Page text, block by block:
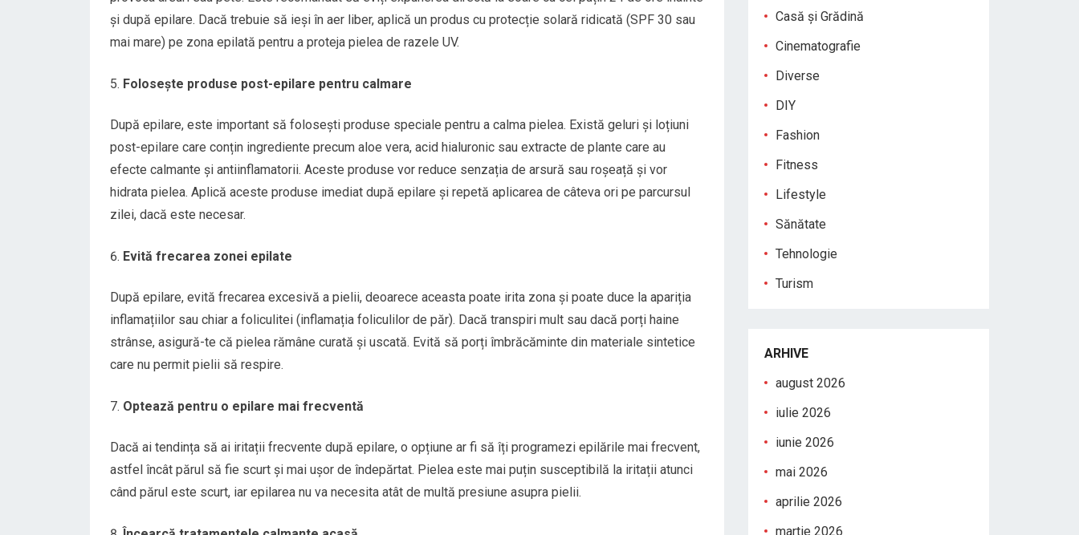
și după epilare. Dacă trebuie să ieși în aer liber, aplică un produs cu protecție solară ridicată (SPF 30 sau
mai mare) pe zona epilată pentru a proteja pielea de razele UV.
Folosește produse post-epilare pentru calmare
După epilare, este important să folosești produse speciale pentru a calma pielea. Există geluri și loțiuni
post-epilare care conțin ingrediente precum aloe vera, acid hialuronic sau extracte de plante care au
efecte calmante și antiinflamatorii. Aceste produse vor reduce senzația de arsură sau roșeață și vor
hidrata pielea. Aplică aceste produse imediat după epilare și repetă aplicarea de câteva ori pe parcursul
zilei, dacă este necesar.
Evită frecarea zonei epilate
După epilare, evită frecarea excesivă a pielii, deoarece aceasta poate irita zona și poate duce la apariția
inflamațiilor sau chiar a foliculitei (inflamația foliculilor de păr). Dacă transpiri mult sau dacă porți haine
strânse, asigură-te că pielea rămâne curată și uscată. Evită să porți îmbrăcăminte din materiale sintetice
care nu permit pielii să respire.
Optează pentru o epilare mai frecventă
Dacă ai tendința să ai iritații frecvente după epilare, o opțiune ar fi să îți programezi epilările mai frecvent,
astfel încât părul să fie scurt și mai ușor de îndepărtat. Pielea este mai puțin susceptibilă la iritații atunci
când părul este scurt, iar epilarea nu va necesita atât de multă presiune asupra pielii.
Casă și Grădină
Cinematografie
Diverse
DIY
Fashion
Fitness
Lifestyle
Sănătate
Tehnologie
Turism
ARHIVE
august 2026
iulie 2026
iunie 2026
mai 2026
aprilie 2026
martie 2026